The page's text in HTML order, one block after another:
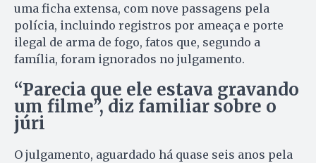
uma ficha extensa, com nove passagens pela
polícia, incluindo registros por ameaça e porte
ilegal de arma de fogo, fatos que, segundo a
família, foram ignorados no julgamento.
“Parecia que ele estava gravando
um filme”, diz familiar sobre o
júri
O julgamento, aguardado há quase seis anos pela